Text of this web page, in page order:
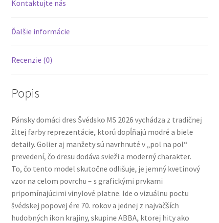
Kontaktujte nás
Ďalšie informácie
Recenzie (0)
Popis
Pánsky domáci dres Švédsko MS 2026 vychádza z tradičnej
žltej farby reprezentácie, ktorú dopĺňajú modré a biele
detaily. Golier aj manžety sú navrhnuté v „pol na pol“
prevedení, čo dresu dodáva svieži a moderný charakter.
To, čo tento model skutočne odlišuje, je jemný kvetinový
vzor na celom povrchu – s grafickými prvkami
pripomínajúcimi vinylové platne. Ide o vizuálnu poctu
švédskej popovej ére 70. rokov a jednej z najväčších
hudobných ikon krajiny, skupine ABBA, ktorej hity ako